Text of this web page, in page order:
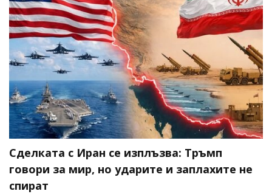
Сделката с Иран се изплъзва: Тръмп
говори за мир, но ударите и заплахите не
спират